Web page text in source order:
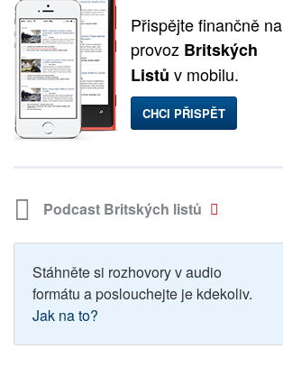
Přispějte finančně na
provoz Britských
Listů v mobilu.
CHCI PŘISPĚT
Podcast Britských listů
Stáhněte si rozhovory v audio
formátu a poslouchejte je kdekoliv.
Jak na to?